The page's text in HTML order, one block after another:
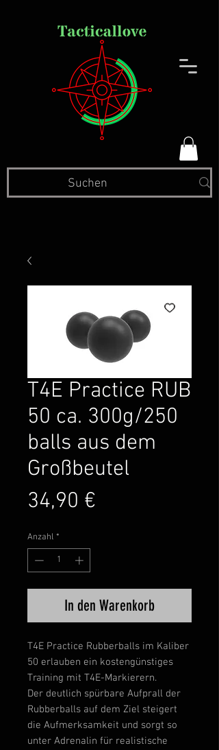
T4E Practice RUB
50 ca. 300g/250
balls aus dem
Großbeutel
34,90 €
Anzahl *
In den Warenkorb
T4E Practice Rubberballs im Kaliber
50 erlauben ein kostengünstiges
Training mit T4E-Markierern.
Der deutlich spürbare Aufprall der
Rubberballs auf dem Ziel steigert
die Aufmerksamkeit und sorgt so
unter Adrenalin für realistische